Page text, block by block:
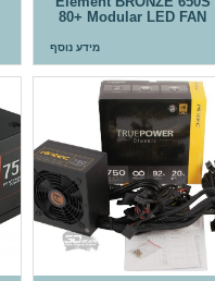
80+ Modular LED FAN
מידע נוסף